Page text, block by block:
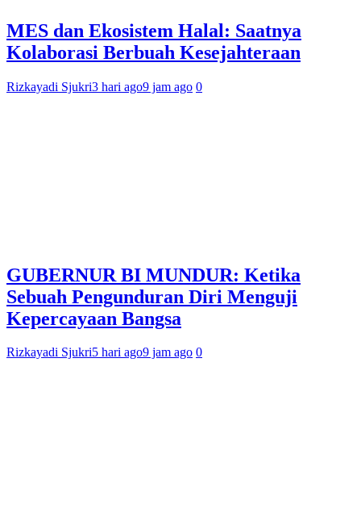
MES dan Ekosistem Halal: Saatnya
Kolaborasi Berbuah Kesejahteraan
Rizkayadi Sjukri3 hari ago9 jam ago 0
GUBERNUR BI MUNDUR: Ketika
Sebuah Pengunduran Diri Menguji
Kepercayaan Bangsa
Rizkayadi Sjukri5 hari ago9 jam ago 0